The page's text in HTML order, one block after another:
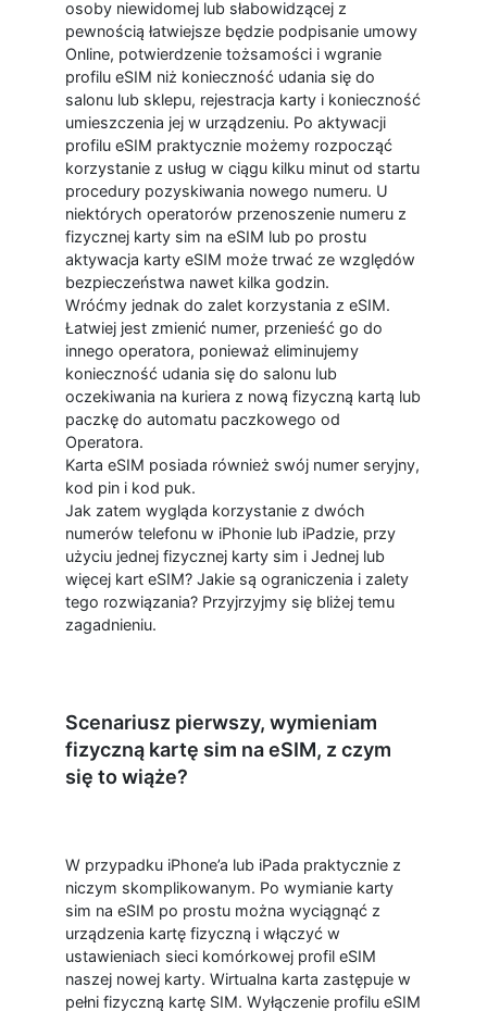
osoby niewidomej lub słabowidzącej z
pewnością łatwiejsze będzie podpisanie umowy
Online, potwierdzenie tożsamości i wgranie
profilu eSIM niż konieczność udania się do
salonu lub sklepu, rejestracja karty i konieczność
umieszczenia jej w urządzeniu. Po aktywacji
profilu eSIM praktycznie możemy rozpocząć
korzystanie z usług w ciągu kilku minut od startu
procedury pozyskiwania nowego numeru. U
niektórych operatorów przenoszenie numeru z
fizycznej karty sim na eSIM lub po prostu
aktywacja karty eSIM może trwać ze względów
bezpieczeństwa nawet kilka godzin.
Wróćmy jednak do zalet korzystania z eSIM.
Łatwiej jest zmienić numer, przenieść go do
innego operatora, ponieważ eliminujemy
konieczność udania się do salonu lub
oczekiwania na kuriera z nową fizyczną kartą lub
paczkę do automatu paczkowego od
Operatora.
Karta eSIM posiada również swój numer seryjny,
kod pin i kod puk.
Jak zatem wygląda korzystanie z dwóch
numerów telefonu w iPhonie lub iPadzie, przy
użyciu jednej fizycznej karty sim i Jednej lub
więcej kart eSIM? Jakie są ograniczenia i zalety
tego rozwiązania? Przyjrzyjmy się bliżej temu
zagadnieniu.
Scenariusz pierwszy, wymieniam
fizyczną kartę sim na eSIM, z czym
się to wiąże?
W przypadku iPhone’a lub iPada praktycznie z
niczym skomplikowanym. Po wymianie karty
sim na eSIM po prostu można wyciągnąć z
urządzenia kartę fizyczną i włączyć w
ustawieniach sieci komórkowej profil eSIM
naszej nowej karty. Wirtualna karta zastępuje w
pełni fizyczną kartę SIM. Wyłączenie profilu eSIM